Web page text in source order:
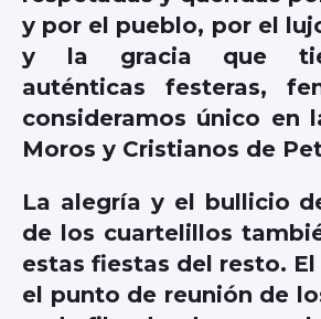
y por el pueblo, por el
y la gracia que
auténticas festeras,
consideramos único en
Moros y Cristianos de
La alegría y el bullicio
de los cuartelillos
estas fiestas del resto.
el punto de reunión de